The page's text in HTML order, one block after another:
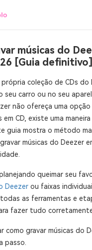
músicas do
[Guia definitivo]
coleção de CDs do
seu carro ou no seu
não ofereça uma
em CD, existe uma
guia mostra o método
músicas do Deezer
queimar seu
Deezerou faixas
as ferramentas e
fazer tudo
como gravar músicas do
passo.